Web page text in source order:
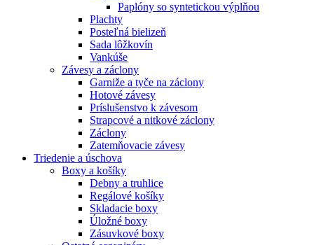
Paplóny so syntetickou výplňou
Plachty
Posteľná bielizeň
Sada lôžkovín
Vankúše
Závesy a záclony
Garniže a tyče na záclony
Hotové závesy
Príslušenstvo k závesom
Strapcové a nitkové záclony
Záclony
Zatemňovacie závesy
Triedenie a úschova
Boxy a košíky
Debny a truhlice
Regálové košíky
Skladacie boxy
Úložné boxy
Zásuvkové boxy